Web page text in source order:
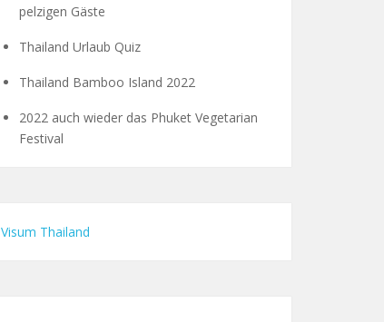
pelzigen Gäste
Thailand Urlaub Quiz
Thailand Bamboo Island 2022
2022 auch wieder das Phuket Vegetarian
Festival
Visum Thailand